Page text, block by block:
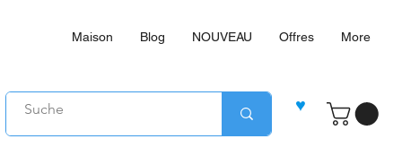
Maison Blog NOUVEAU Offres More
♥